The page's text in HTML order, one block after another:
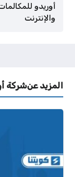
أوريدو
والإنترنت
المزيد عنشركة